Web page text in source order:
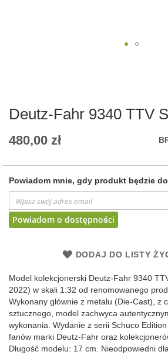
the
gallery
Deutz-Fahr 9340 TTV
480,00 zł
Powiadom mnie, gdy produkt będzie
Powiadom o dostępności
DODAJ DO LISTY
Model kolekcjonerski Deutz-Fahr 9340
2022) w skali 1:32 od renomowanego
Wykonany głównie z metalu (Die-Cast), z
sztucznego, model zachwyca
wykonania. Wydanie z serii Schuco
fanów marki Deutz-Fahr oraz
Długość modelu: 17 cm. Nieodpowiedni